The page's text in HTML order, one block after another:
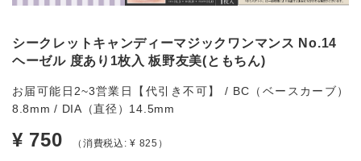
シークレットキャンディーマジックワンマンス No.14
ヘーゼル 度あり1枚入 板野友美(ともちん)
お届可能日2~3営業日【代引き不可】 / BC（ベースカーブ）
8.8mm / DIA（直径）14.5mm
¥ 750 （消費税込: ¥ 825）